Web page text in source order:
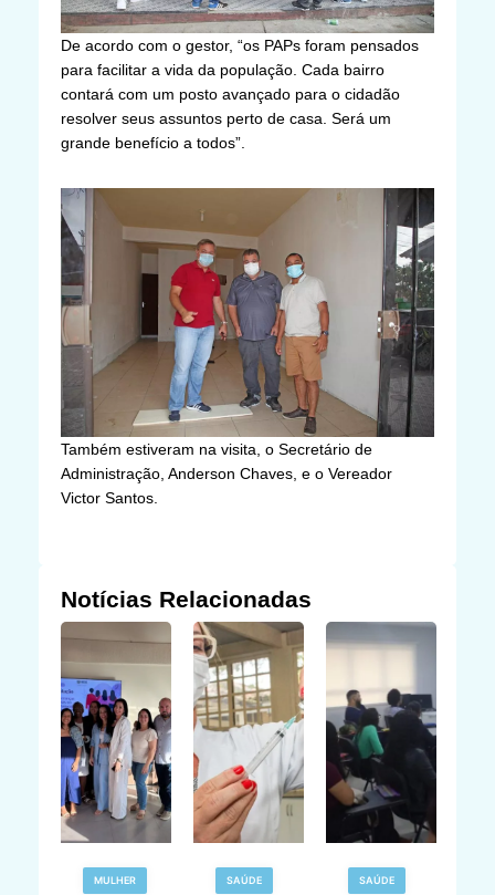
De acordo com o gestor, “os PAPs foram pensados
para facilitar a vida da população. Cada bairro
contará com um posto avançado para o cidadão
resolver seus assuntos perto de casa. Será um
grande benefício a todos”.
Também estiveram na visita, o Secretário de
Administração, Anderson Chaves, e o Vereador
Victor Santos.
Notícias Relacionadas
MULHER SAÚDE SAÚDE